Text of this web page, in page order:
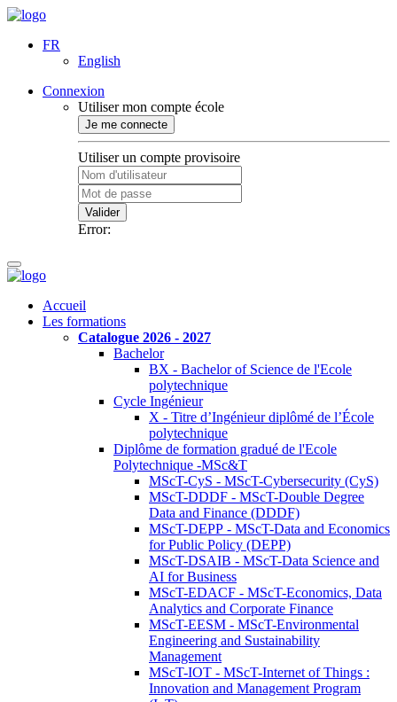
FR
English
Connexion
Utiliser mon compte école
Je me connecte
Utiliser un compte provisoire
Valider
Error:
Accueil
Les formations
Catalogue 2026 - 2027
Bachelor
BX - Bachelor of Science de l'Ecole
polytechnique
Cycle Ingénieur
X - Titre d’Ingénieur diplômé de l’École
polytechnique
Diplôme de formation gradué de l'Ecole
Polytechnique -MSc&T
MScT-CyS - MScT-Cybersecurity (CyS)
MScT-DDDF - MScT-Double Degree
Data and Finance (DDDF)
MScT-DEPP - MScT-Data and Economics
for Public Policy (DEPP)
MScT-DSAIB - MScT-Data Science and
AI for Business
MScT-EDACF - MScT-Economics, Data
Analytics and Corporate Finance
MScT-EESM - MScT-Environmental
Engineering and Sustainability
Management
MScT-IOT - MScT-Internet of Things :
Innovation and Management Program